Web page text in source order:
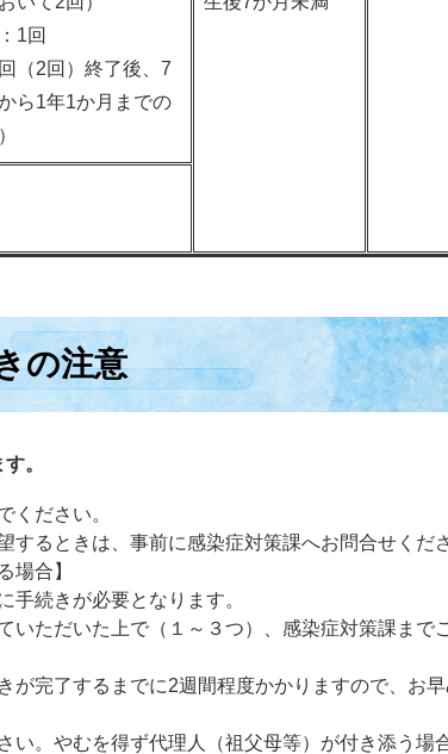
1回
回（2回）終了後、7
ら1年1か月までの
の注意
。
ください。
するときは、事前に感染症対策課へお問合せくだ
合】
きが必要となります。
だいた上で（１～３つ）、感染症対策課まで
了するまでに2週間程度かかりますので、お早
い。やむを得ず代理人（祖父母等）が付き添う場